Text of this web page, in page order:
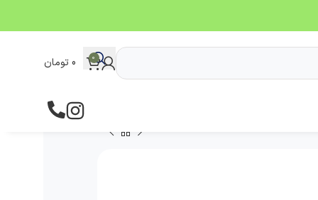
0
0 تومان